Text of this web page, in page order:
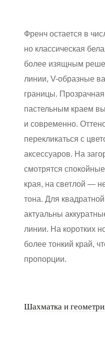
Френч остается в
но классическая
более изящным
линии, V-образные
границы.
пастельным краем
и современно.
перекликаться с
аксессуаров. На
смотрятся
края, на светлой —
тона. Для
актуальны
линии. На коротких
более тонкий край,
пропорции.
Шахматка и